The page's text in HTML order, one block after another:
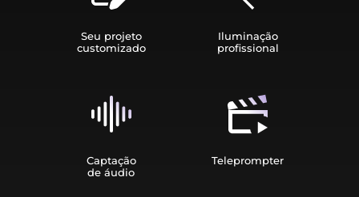
Seu projeto
customizado
Iluminação
profissional
Captação
de áudio
Teleprompter